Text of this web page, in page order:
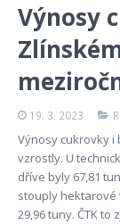
Výnosy
19. 3. 2023
Výnosy cukrovky i
vzrostly. U
dříve byly 67,81
stouply hektarové
29,96 tuny. ČTK